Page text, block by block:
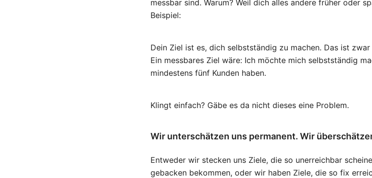
messbar sind. Warum? Weil dich alles andere früher oder
Beispiel:
Dein Ziel ist es, dich selbstständig zu machen. Das ist
Ein messbares Ziel wäre: Ich möchte mich selbstständig
mindestens fünf Kunden haben.
Klingt einfach? Gäbe es da nicht dieses eine Problem.
Wir unterschätzen uns permanent. Wir
Entweder wir stecken uns Ziele, die so unerreichbar
gebacken bekommen, oder wir haben Ziele, die so fix